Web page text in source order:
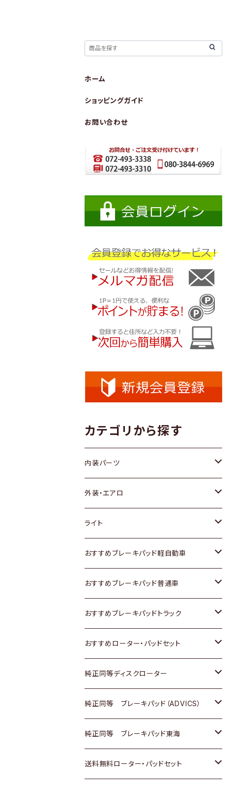
ホーム
ショッピングガイド
お問い合わせ
カテゴリから探す
内装パーツ
トヨタ
ホンダ
スズキ
日産
いすゞ
ダイハツ
マツダ
三菱
スバル
日野
外装・エアロ
トヨタ
ホンダ
スズキ
日産
いすゞ
ダイハツ
マツダ
三菱
日野
ライト
トヨタ
スズキ
日産
いすゞ
ダイハツ
三菱
日野
三菱ふそう
おすすめブレーキパッド軽自動車
トヨタ
ホンダ
スズキ
日産
ダイハツ
マツダ
三菱
おすすめブレーキパッド普通車
トヨタ
ホンダ
スズキ
日産
いすゞ
ダイハツ
おすすめブレーキパッドトラック
トヨタ
日産
いすゞ
ダイハツ
マツダ
おすすめローター・パッドセット
トヨタ
ホンダ
スズキ
日産
純正同等ディスクローター
トヨタ
ホンダ
スズキ
純正同等 ブレーキパッド（ADVICS）
トヨタ
ホンダ
純正同等 ブレーキパッド東海
トヨタ
送料無料ローター・パッドセット